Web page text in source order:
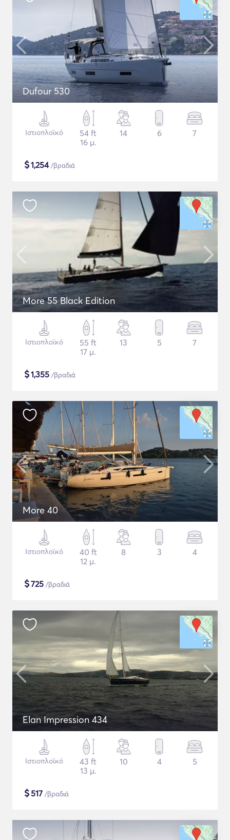
Dufour 530
Ιστιοπλοϊκό
54 ft
16 μ.
14 6 7
$1,254/βραδιά
More 55 Black Edition
Ιστιοπλοϊκό
55 ft
17 μ.
13 5 7
$1,355 /βραδιά
More 40
Ιστιοπλοϊκό
40 ft
12 μ.
8 3 4
$725 /βραδιά
Elan Impression 434
Ιστιοπλοϊκό
43 ft
13 μ.
10 4 5
$517 /βραδιά